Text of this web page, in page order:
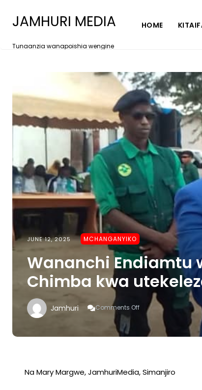
JAMHURI MEDIA
Tunaanzia wanapoishia wengine
HOME
JUNE 12, 2025 MCHANGANYIKO
Wananchi Endiamtu
Chimba kwa
Jamhuri Comments Off
Wananchi
Endiamtu
Wampa
Kwa
Utekelezaji
Na Mary Margwe, JamhuriMedia, Simanjiro